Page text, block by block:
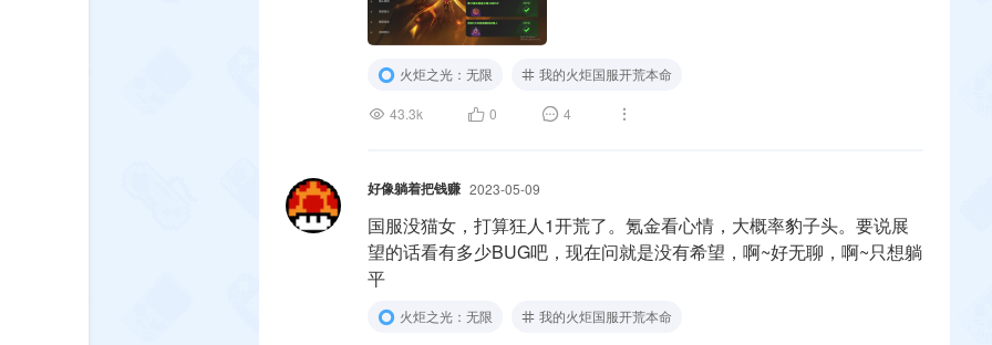
火炬之光：无限 我的火炬国服开荒本命
43.3k 0 4
好像躺着把钱赚 2023-05-09
国服没猫女，打算狂人1开荒了。氪金看心情，大概率豹子头。要说展
望的话看有多少BUG吧，现在问就是没有希望，啊~好无聊，啊~只想躺
平
火炬之光：无限 我的火炬国服开荒本命